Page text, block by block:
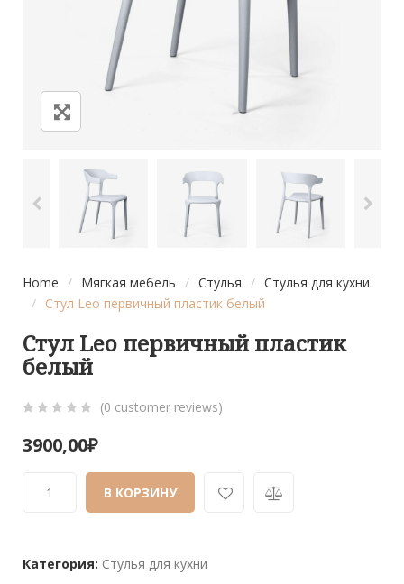
Home / Мягкая мебель / Стулья / Стулья для кухни
/ Стул Leo первичный пластик белый
Стул Leo первичный пластик
белый
out
based
ratings
(0 customer reviews)
3900,00₽
В КОРЗИНУ
Категория: Стулья для кухни